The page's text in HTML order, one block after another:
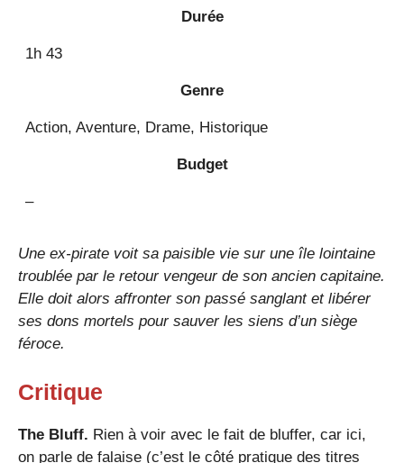
Durée
1h 43
Genre
Action, Aventure, Drame, Historique
Budget
–
Une ex-pirate voit sa paisible vie sur une île lointaine
troublée par le retour vengeur de son ancien capitaine.
Elle doit alors affronter son passé sanglant et libérer
ses dons mortels pour sauver les siens d’un siège
féroce.
Critique
The Bluff. Rien à voir avec le fait de bluffer, car ici,
on parle de falaise (c’est le côté pratique des titres